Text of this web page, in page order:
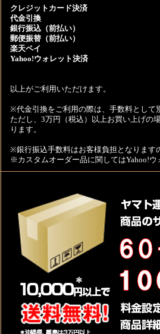
クレジットカード決済
代金引換
銀行振込（前払い）
郵便振替（前払い）
楽天ペイ
Yahoo!ウォレット決済
以上がご利用いただけます。
※代金引換をご利用の際は、手数料として
ただし、3万円（税込）以上お買い上げの
ります。
※銀行振込手数料はお客様負担となります
※カスタムオーダー品に関してはYahoo!ウ